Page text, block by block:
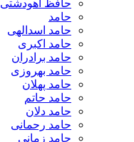
حافظ آهودشتی
حامد
حامد اسدالهی
حامد اکبری
حامد برادران
حامد بهروزی
حامد پهلان
حامد حاتم
حامد دلان
حامد رحمانی
حامد زمانی